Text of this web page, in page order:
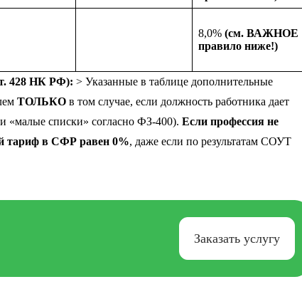
8,0% (см. ВАЖНОЕ
правило ниже!)
НК РФ): > Указанные в таблице дополнительные
ТОЛЬКО в том случае, если должность работника дает
списки» согласно ФЗ-400). Если профессия не
тариф в СФР равен 0%, даже если по результатам СОУТ
Заказать услугу